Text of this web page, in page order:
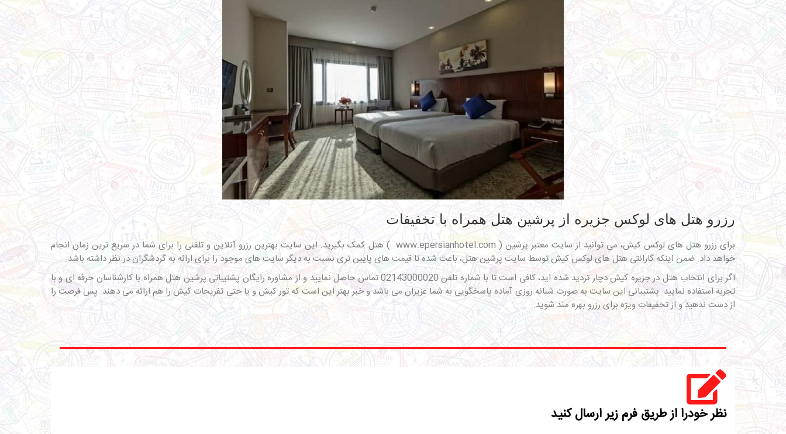
رزرو هتل های لوکس جزیره از پرشین هتل همراه با تخفیفات
برای رزرو هتل های لوکس کیش، می توانید از سایت معتبر پرشین ( www.epersianhotel.com ) هتل کمک بگیرید. این سایت بهترین رزرو آنلاین و تلفنی را برای شما در سریع ترین زمان انجام
خواهد داد. ضمن اینکه گارانتی هتل های لوکس کیش توسط سایت پرشین هتل، باعث شده تا قیمت های پایین تری نسبت به دیگر سایت های موجود را برای ارائه به گردشگران در نظر داشته باشد.
اگر برای انتخاب هتل در جزیره کیش دچار تردید شده اید، کافی است تا با شماره تلفن 02143000020 تماس حاصل نمایید و از مشاوره رایگان پشتیباتی پرشین هتل همراه با کارشناسان حرفه ای و با
تجربه استفاده نمایید. پشتیبانی این سایت به صورت شبانه روزی آماده پاسخگویی به شما عزیزان می باشد و خبر بهتر این است که تور کیش و یا حتی تفریحات کیش را هم ارائه می دهند. پس فرصت را
از دست ندهید و از تخفیفات ویژه برای رزرو بهره مند شوید.
نظر خودرا از طریق فرم زیر ارسال کنید